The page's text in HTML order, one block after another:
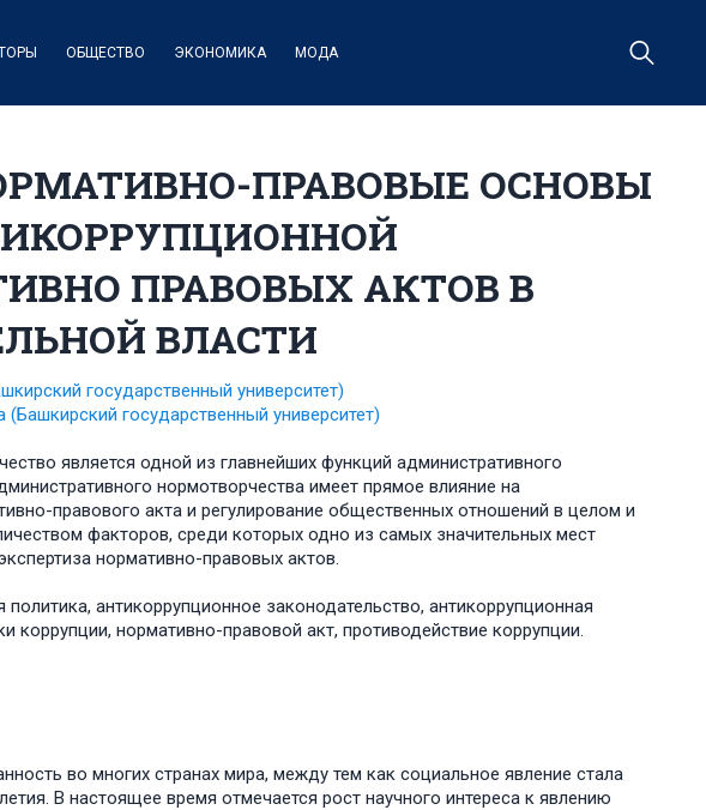
ОБЩЕСТВО ЭКОНОМИКА МОДА
ПРАВОВЫЕ ОСНОВЫ
ПРАВОВЫХ АКТОВ В
ВЛАСТИ
государственный университет)
(Башкирский государственный университет)
является одной из главнейших функций административного
нормотворчества имеет прямое влияние на
правового акта и регулирование общественных отношений в целом и
факторов, среди которых одно из самых значительных мест
нормативно-правовых актов.
политика, антикоррупционное законодательство, антикоррупционная
коррупции, нормативно-правовой акт, противодействие коррупции.
во многих странах мира, между тем как социальное явление стала
В настоящее время отмечается рост научного интереса к явлению